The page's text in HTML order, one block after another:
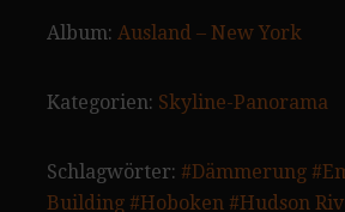
Album: Ausland – New York
Kategorien: Skyline-Panorama
Schlagwörter: #Dämmerung
Building #Hoboken #Hudson